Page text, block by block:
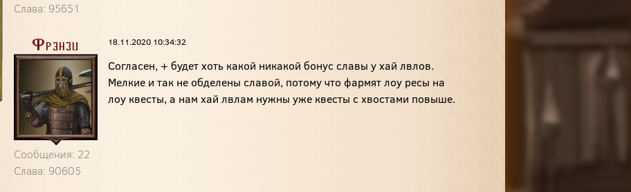
Слава: 95651
Фрэнзи
Сообщения: 22
Слава: 90605
18.11.2020 10:34:32
Согласен, + будет хоть какой никакой бонус славы у хай лвлов.
Мелкие и так не обделены славой, потому что фармят лоу ресы на
лоу квесты, а нам хай лвлам нужны уже квесты с хвостами повыше.